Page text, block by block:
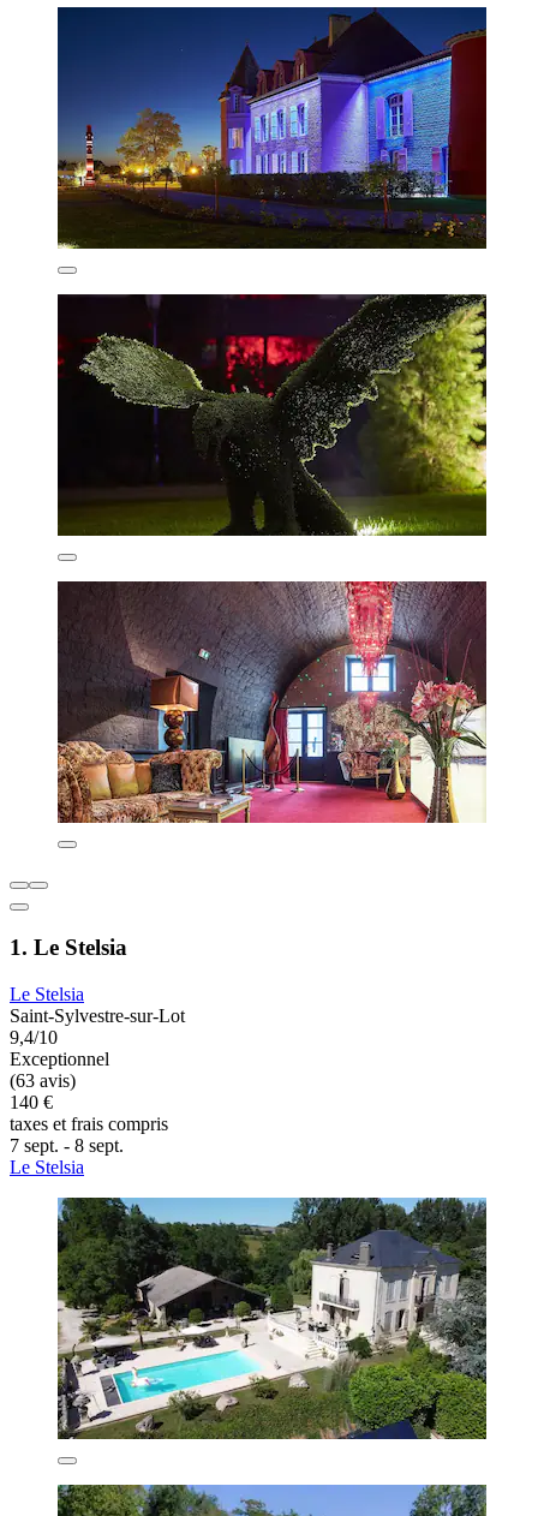
1. Le Stelsia
Le Stelsia
Saint-Sylvestre-sur-Lot
9,4/10
Exceptionnel
(63 avis)
140 €
taxes et frais compris
7 sept. - 8 sept.
Le Stelsia